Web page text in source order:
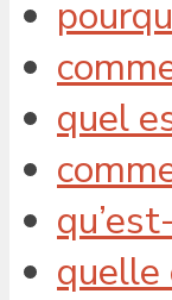
quel
quelle